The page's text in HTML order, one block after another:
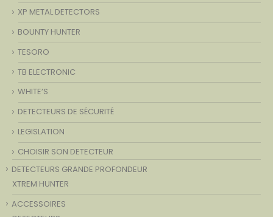
XP METAL DETECTORS
BOUNTY HUNTER
TESORO
TB ELECTRONIC
WHITE’S
DETECTEURS DE SÉCURITÉ
LEGISLATION
CHOISIR SON DETECTEUR
DETECTEURS GRANDE PROFONDEUR
XTREM HUNTER
ACCESSOIRES